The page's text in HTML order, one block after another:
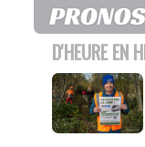
D'HEURE EN